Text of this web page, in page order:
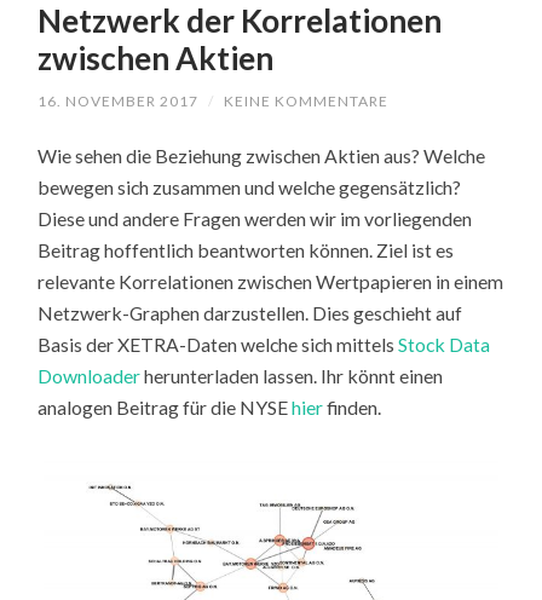
Netzwerk der Korrelationen
zwischen Aktien
16. NOVEMBER 2017 / KEINE KOMMENTARE
Wie sehen die Beziehung zwischen Aktien aus? Welche
bewegen sich zusammen und welche gegensätzlich?
Diese und andere Fragen werden wir im vorliegenden
Beitrag hoffentlich beantworten können. Ziel ist es
relevante Korrelationen zwischen Wertpapieren in einem
Netzwerk-Graphen darzustellen. Dies geschieht auf
Basis der XETRA-Daten welche sich mittelsStock Data
Downloaderherunterladen lassen. Ihr könnt einen
analogen Beitrag für die NYSEhierfinden.